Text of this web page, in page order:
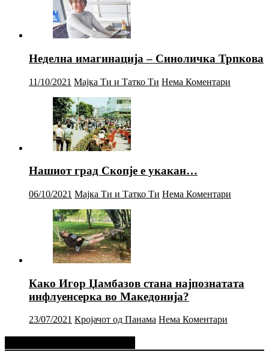
Неделна имагинација – Синоличка Трпкова
11/10/2021 Мајка Ти и Татко Ти Нема Коментари
Нашиот град Скопје е укакан…
06/10/2021 Мајка Ти и Татко Ти Нема Коментари
Како Игор Џамбазов стана најпознатата
инфлуенсерка во Македонија?
23/07/2021 Кројачот од Панама Нема Коментари